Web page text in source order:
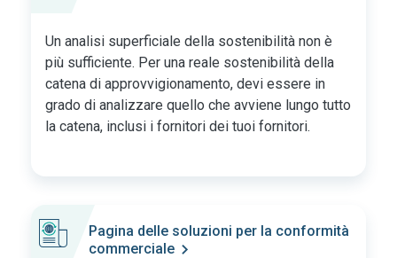
Un analisi superficiale della sostenibilità non è
più sufficiente. Per una reale sostenibilità della
catena di approvvigionamento, devi essere in
grado di analizzare quello che avviene lungo tutto
la catena, inclusi i fornitori dei tuoi fornitori.
Pagina delle soluzioni per la conformità
commerciale